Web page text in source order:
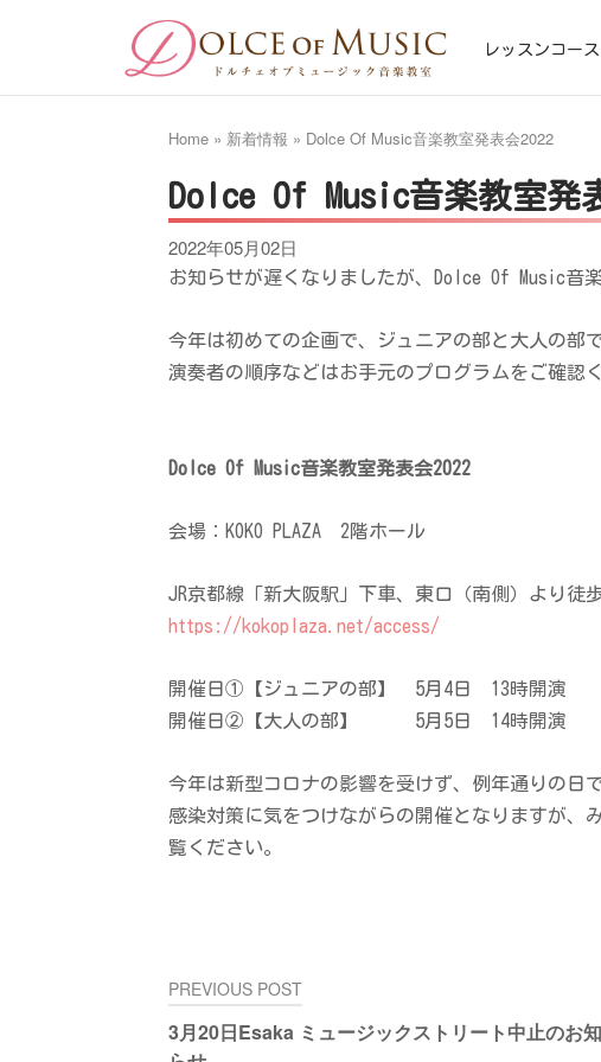
Home
レッスンコース
Home » 新着情報 » Dolce Of Music音楽教室発表会2022
Dolce Of Music音楽教室発
2022年05月02日
お知らせが遅くなりましたが、Dolce Of Music音
今年は初めての企画で、ジュニアの部と大人の部
演奏者の順序などはお手元のプログラムをご確認く
Dolce Of Music音楽教室発表会2022
会場：KOKO PLAZA 2階ホール
JR京都線「新大阪駅」下車、東口（南側）より徒
https://kokoplaza.net/access/
開催日①【ジュニアの部】 5月4日 13時開演
開催日②【大人の部】 5月5日 14時開演
今年は新型コロナの影響を受けず、例年通りの日
感染対策に気をつけながらの開催となりますが、
覧ください。
投
稿
ナ
PREVIOUS POST
3月20日Esaka ミュージックストリート中止のお知